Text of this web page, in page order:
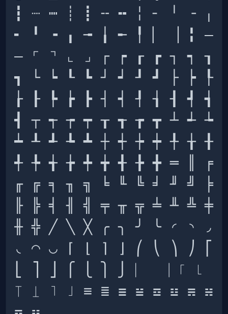
┇ ┈ ┉ ┊ ┋ ╌ ╍ ╎ ╴ ╵ ╶ ╷
╸ ╹ ╺ ╻ ╼ ╽ ╾ ╿ ▏ ▕ ╏ –
— ⌜ ⌝ ⌞ ⌟ ┌ ┍ ┎ ┏ ┐ ┑ ┒
┓ └ ┕ ┖ ┗ ┘ ┙ ┚ ┛ ├ ┝ ┞
┟ ┠ ┡ ┢ ┣ ┤ ┥ ┦ ┧ ┨ ┩ ┪
┫ ┬ ┭ ┮ ┯ ┰ ┱ ┲ ┳ ┴ ┵ ┶
┷ ┸ ┹ ┺ ┻ ┼ ┽ ┾ ┿ ╀ ╁ ╂
╃ ╄ ╅ ╆ ╇ ╈ ╉ ╊ ╋ ═ ║ ╒
╓ ╔ ╕ ╖ ╗ ╘ ╙ ╚ ╛ ╜ ╝ ╞
╟ ╠ ╡ ╢ ╣ ╤ ╥ ╦ ╧ ╨ ╩ ╪
╫ ╬ ╱ ╲ ╳ ╭ ╮ ╯ ╰ ◜ ◝ ◞
◟ ◠ ◡ ⌈ ⌊ ⌉ ⌋ ⎛ ⎝ ⎞ ⎠ ⎡
⎣ ⎤ ⎦ ⎧ ⎩ ⎫ ⎭ ⎸ ⎹ ⎾ ⎿
⏉ ⏊ ⏋ ⏌ ≡ ≣ ☰ ☱ ☲ ☳ ☴ ☵